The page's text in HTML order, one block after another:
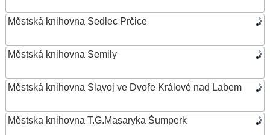
Městská knihovna Sedlec Prčice
Městská knihovna Semily
Městská knihovna Slavoj ve Dvoře Králové nad Labem
Městska knihovna T.G.Masaryka Šumperk